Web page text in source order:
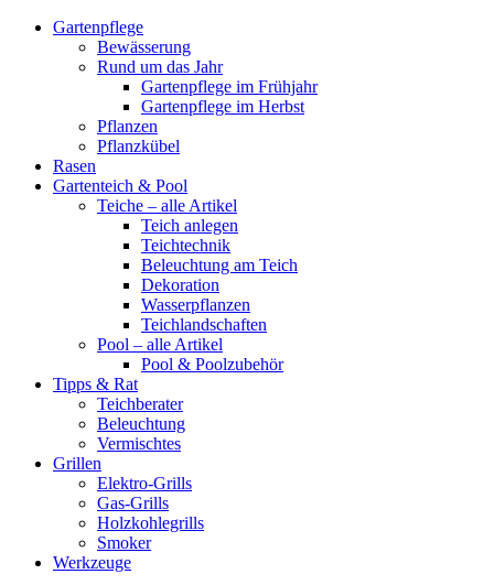
Gartenpflege
Bewässerung
Rund um das Jahr
Gartenpflege im Frühjahr
Gartenpflege im Herbst
Pflanzen
Pflanzkübel
Rasen
Gartenteich & Pool
Teiche – alle Artikel
Teich anlegen
Teichtechnik
Beleuchtung am Teich
Dekoration
Wasserpflanzen
Teichlandschaften
Pool – alle Artikel
Pool & Poolzubehör
Tipps & Rat
Teichberater
Beleuchtung
Vermischtes
Grillen
Elektro-Grills
Gas-Grills
Holzkohlegrills
Smoker
Werkzeuge